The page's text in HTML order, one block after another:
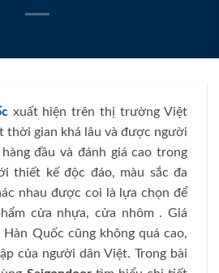
xuất hiện trên thị trường Việt
thời gian khá lâu và được người
đầu và đánh giá cao trong
thiết kế độc đáo, màu sắc đa
nhau được coi là lựa chọn để
cửa nhựa, cửa nhôm . Giá
Quốc cũng không quá cao,
của người dân Việt. Trong bài